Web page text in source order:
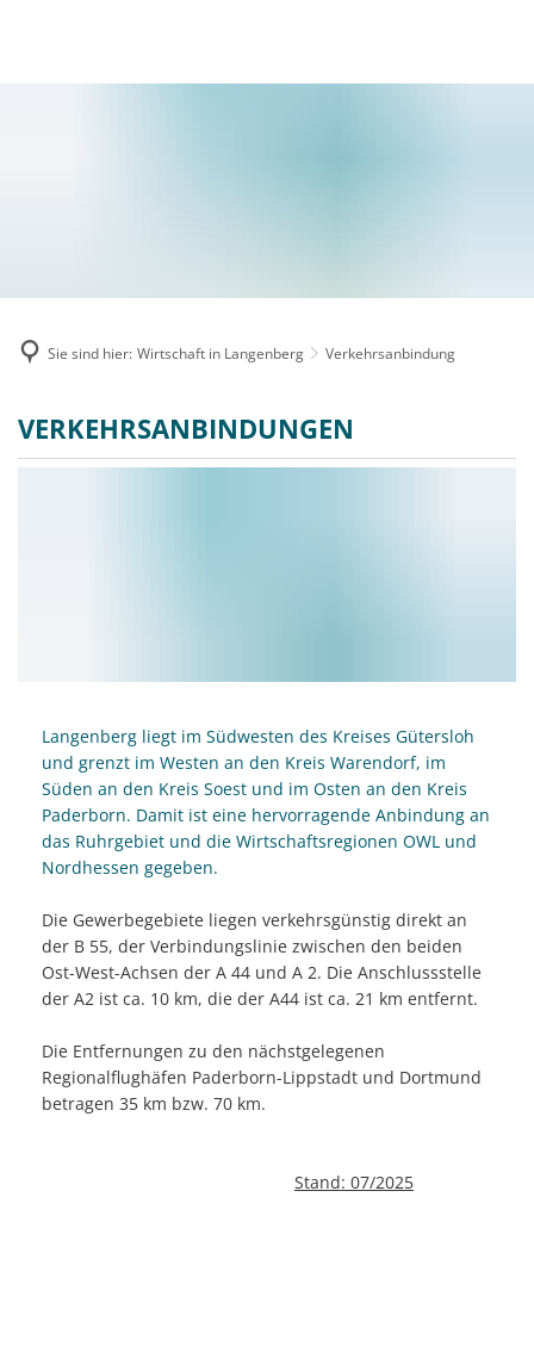
Sie sind hier: Wirtschaft in Langenberg Verkehrsanbindung
Verkehrsanbindung
VERKEHRSANBINDUNGEN
Langenberg liegt im Südwesten des Kreises Gütersloh
und grenzt im Westen an den Kreis Warendorf, im
Süden an den Kreis Soest und im Osten an den Kreis
Paderborn. Damit ist eine hervorragende Anbindung an
das Ruhrgebiet und die Wirtschaftsregionen OWL und
Nordhessen gegeben.
Die Gewerbegebiete liegen verkehrsgünstig direkt an
der B 55, der Verbindungslinie zwischen den beiden
Ost-West-Achsen der A 44 und A 2. Die Anschlussstelle
der A2 ist ca. 10 km, die der A44 ist ca. 21 km entfernt.
Die Entfernungen zu den nächstgelegenen
Regionalflughäfen Paderborn-Lippstadt und Dortmund
betragen 35 km bzw. 70 km.
Stand: 07/2025